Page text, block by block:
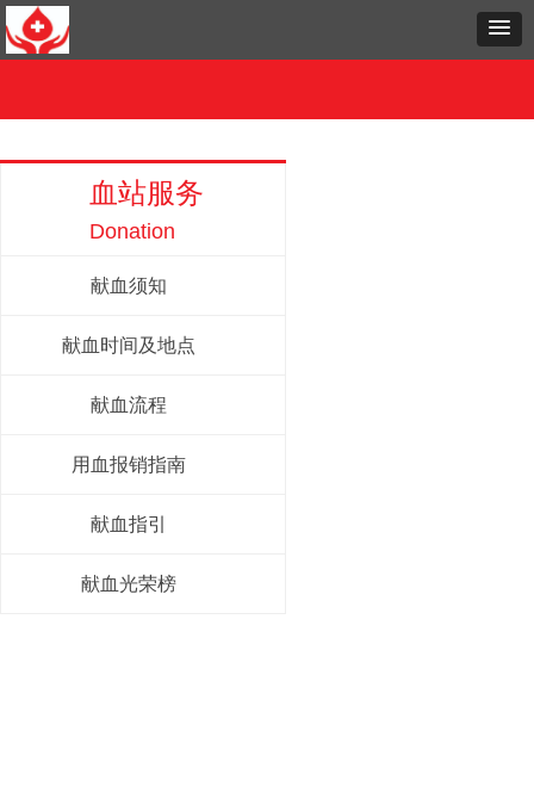
血站服务
Donation
献血须知
献血时间及地点
献血流程
用血报销指南
献血指引
献血光荣榜